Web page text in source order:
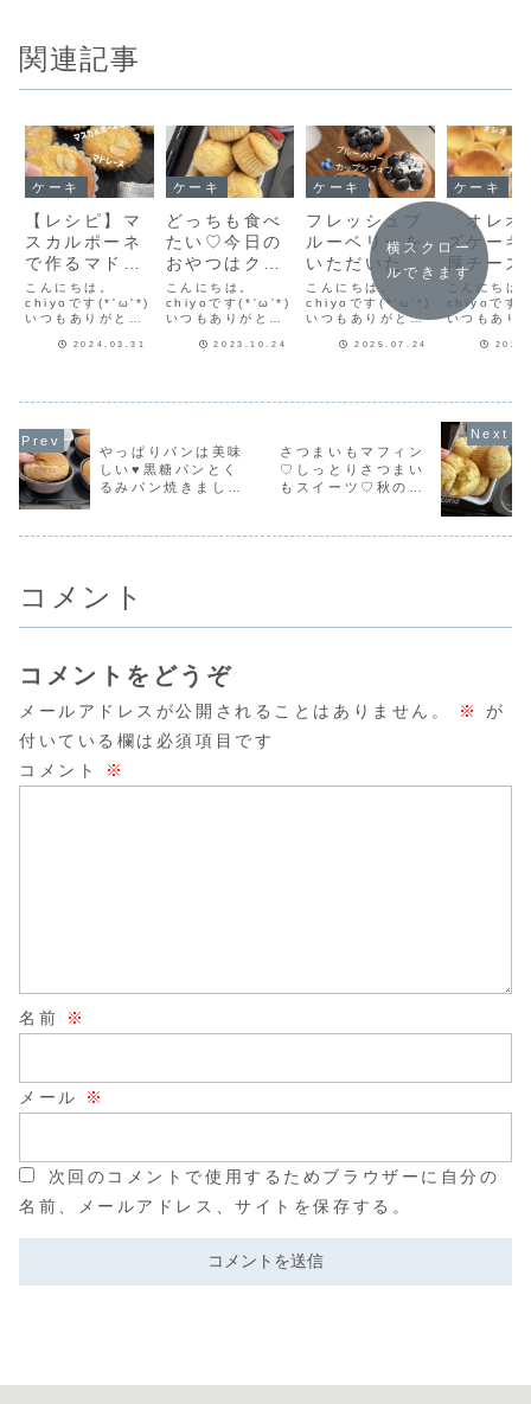
関連記事
ケーキ
【レシピ】マ
スカルポーネ
で作るマドレ
ーヌ♡ふんわ
りしっとり♡
とっても美味
しいマドレー
こんにちは。
chiyoです(*'ω'*)
いつもありがとう
印メグミルクさん
今日はマドレーヌ
に使ってみました
♡マスカルポーネ
はとっても柔らか
く材料とも混ざり
やすか...
2024.03.31
ケーキ
どっちも食べ
たい♡今日の
おやつはクリ
ームチーズマ
フィンと台湾
カステラ焼き
ました！
こんにちは。
chiyoです(*'ω'*)
いつもありがとう
おやつにクリーム
お菓子大好きなん
です(´艸｀*)♥やっ
ぱりまた食べたく
なる【クリーム
2023.10.24
ケーキ
フレッシュブ
ルーベリーを
いただいたの
で「ブルーベ
リーカップシ
フォン」作っ
てみました♡
こんにちは。
chiyoです(*'ω'*)
いつもありがとう
ひとつさせてね今
チーズ」オレオレ
アチーズレシピは
こちら！ゼラチン
2025.07.24
ケーキ
「オレ
ズケーキ
厚チーズ
キにザク
オレオ♡
クドチー
ーキの
こんにちは
chiyoです
いつもあり
フィン型で
ザクザクオ
す。おやつ
たり！イン
作り方動画
わよかった
みてね...
横スクロー
ルできます
やっぱりパンは美味
しい♥黒糖パンとく
るみパン焼きました
さつまいもマフィン
♡しっとりさつまい
もスイーツ♡秋のお
コメント
コメントをどうぞ
メールアドレスが公開されることはありません。 ※
が
付いている欄は必須項目です
コメント
※
名前 ※
メール ※
次回のコメントで使用するためブラウザーに自分の
名前、メールアドレス、サイトを保存する。